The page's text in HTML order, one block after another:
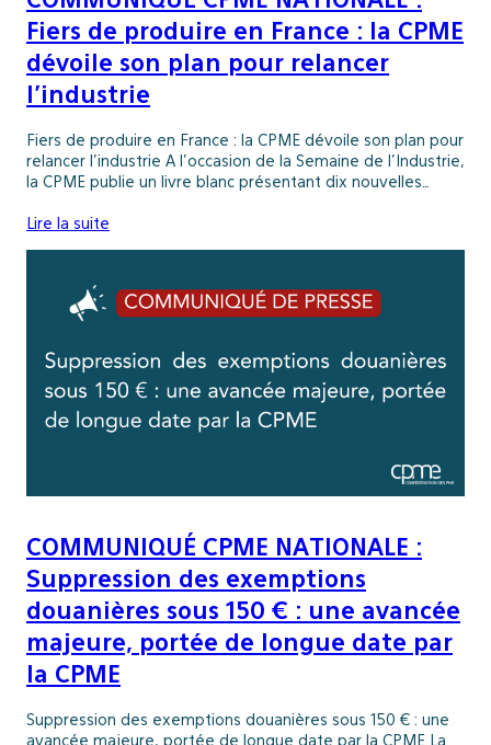
Fiers de produire en France : la CPME
dévoile son plan pour relancer
l’industrie
Fiers de produire en France : la CPME dévoile son plan pour
relancer l’industrie A l’occasion de la Semaine de l’Industrie,
la CPME publie un livre blanc présentant dix nouvelles…
Lire la suite
COMMUNIQUÉ CPME NATIONALE :
Suppression des exemptions
douanières sous 150 € : une avancée
majeure, portée de longue date par
la CPME
Suppression des exemptions douanières sous 150 € : une
avancée majeure, portée de longue date par la CPME La